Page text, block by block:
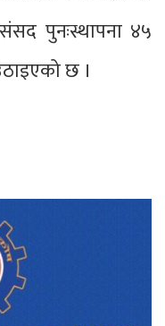
पुनःस्थापना ४५
छ ।